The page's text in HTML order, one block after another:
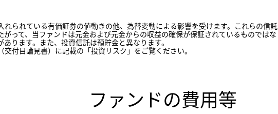
れられている有価証券の値動きの他、為替変動による影響を受けます。これらの信
がって、当ファンドは元金および元金からの収益の確保が保証されているものでは
ります。また、投資信託は預貯金と異なります。
付目論見書）に記載の「投資リスク」をご覧ください。
ファンドの費用等